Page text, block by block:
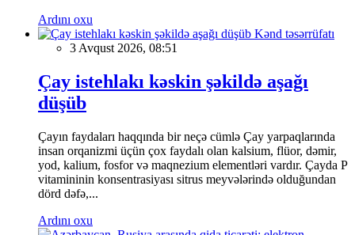
Ardını oxu
Kənd təsərrüfatı
3 Avqust 2026, 08:51
Çay istehlakı kəskin şəkildə aşağı
düşüb
Çayın faydaları haqqında bir neçə cümlə Çay yarpaqlarında
insan orqanizmi üçün çox faydalı olan kalsium, flüor, dəmir,
yod, kalium, fosfor və maqnezium elementləri vardır. Çayda P
vitamininin konsentrasiyası sitrus meyvələrində olduğundan
dörd dəfə,...
Ardını oxu